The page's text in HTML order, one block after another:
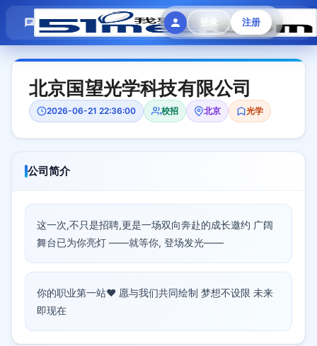
登录 注册
模拟面试 题目大全 招聘中心 会员专区
北京国望光学科技有限公司
2026-06-21 22:36:00 校招 北京 光学
公司简介
这一次,不只是招聘,更是一场双向奔赴的成长邀约 广阔
舞台已为你亮灯 ——就等你, 登场发光——
你的职业第一站❤️ 愿与我们共同绘制 梦想不设限 未来
即现在